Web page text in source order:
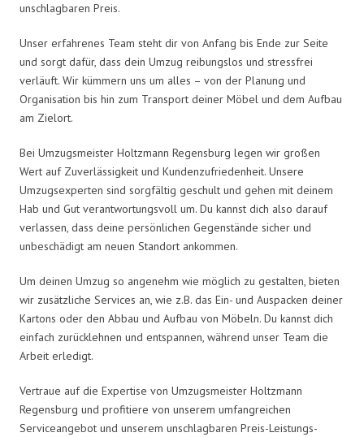
unschlagbaren Preis.
Unser erfahrenes Team steht dir von Anfang bis Ende zur Seite
und sorgt dafür, dass dein Umzug reibungslos und stressfrei
verläuft. Wir kümmern uns um alles – von der Planung und
Organisation bis hin zum Transport deiner Möbel und dem Aufbau
am Zielort.
Bei Umzugsmeister Holtzmann Regensburg legen wir großen
Wert auf Zuverlässigkeit und Kundenzufriedenheit. Unsere
Umzugsexperten sind sorgfältig geschult und gehen mit deinem
Hab und Gut verantwortungsvoll um. Du kannst dich also darauf
verlassen, dass deine persönlichen Gegenstände sicher und
unbeschädigt am neuen Standort ankommen.
Um deinen Umzug so angenehm wie möglich zu gestalten, bieten
wir zusätzliche Services an, wie z.B. das Ein- und Auspacken deiner
Kartons oder den Abbau und Aufbau von Möbeln. Du kannst dich
einfach zurücklehnen und entspannen, während unser Team die
Arbeit erledigt.
Vertraue auf die Expertise von Umzugsmeister Holtzmann
Regensburg und profitiere von unserem umfangreichen
Serviceangebot und unserem unschlagbaren Preis-Leistungs-